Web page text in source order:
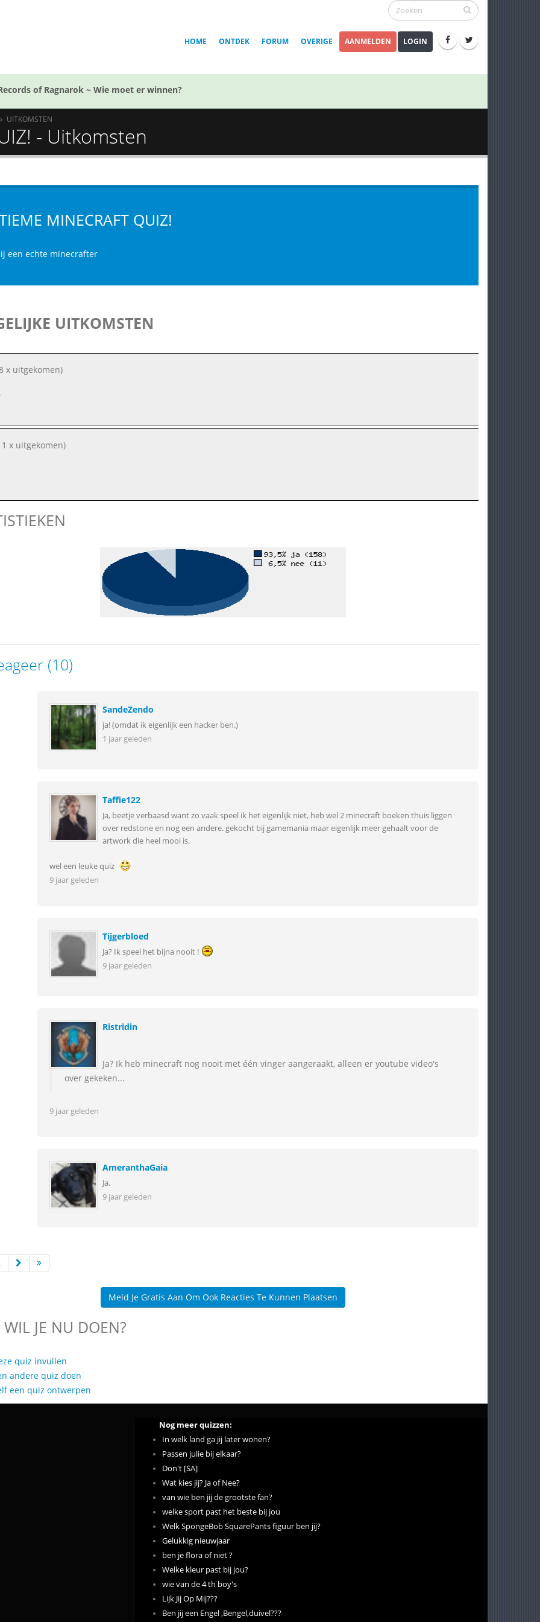
HOME ONTDEK FORUM OVERIGE AANMELDEN LOGIN
of Ragnarok ~ Wie moet er winnen?
UITKOMSTEN
- Uitkomsten
MINECRAFT QUIZ!
een echte minecrafter
UITKOMSTEN
x uitgekomen)
x uitgekomen)
(10)
SandeZendo
ja! (omdat ik eigenlijk een hacker ben.)
1 jaar geleden
Taffie122
Ja, beetje verbaasd want zo vaak speel ik het eigenlijk niet, heb wel 2 minecraft boeken thuis liggen
over redstone en nog een andere. gekocht bij gamemania maar eigenlijk meer gehaalt voor de
artwork die heel mooi is.
wel een leuke quiz
9 jaar geleden
Tijgerbloed
Ja? Ik speel het bijna nooit !
9 jaar geleden
Ristridin
Ja? Ik heb minecraft nog nooit met één vinger aangeraakt, alleen er youtube video's
over gekeken...
9 jaar geleden
AmeranthaGaia
Ja.
9 jaar geleden
Meld Je Gratis Aan Om Ook Reacties Te Kunnen Plaatsen
JE NU DOEN?
quiz invullen
andere quiz doen
een quiz ontwerpen
Nog meer quizzen:
In welk land ga jij later wonen?
Passen julie bij elkaar?
Don't [SA]
Wat kies jij? Ja of Nee?
van wie ben jij de grootste fan?
welke sport past het beste bij jou
Welk SpongeBob SquarePants figuur ben jij?
Gelukkig nieuwjaar
ben je flora of niet ?
Welke kleur past bij jou?
wie van de 4 th boy's
Lijk Jij Op Mij???
Ben jij een Engel ,Bengel,duivel???